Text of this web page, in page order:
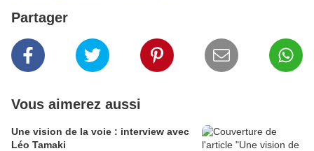
Partager
Vous aimerez aussi
Une vision de la voie : interview avec
Léo Tamaki